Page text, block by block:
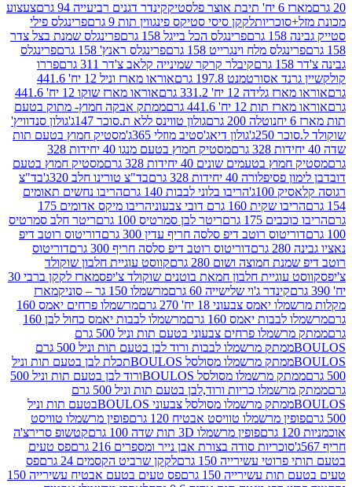
פלסטיק
קינדר דגנים רביעייה 94 גרם
צעצוע
לקקן סיסי סטיקס פינגווין תות 9 גרם
פרינגלס פילי
פרינגלס הכל בייגל 158 גרם
פרינגלס שמנת בצל צדר
מלח וינגרייט 158 גרם
פרינגלס ראנץ' 158 גרם
פרינגלס
קיבלר קרקר שמינייה קלאב צ'דר 311 גרם
פררו
197.8 גרם
אוראו מארז וניל 12 יח' 441.6
12 יח' 331.2 גרם
אוראו מארז שוקו 12 יח' 441.6
12 יח' 441.6 גרם
ממתק אבקה חמוץ- מתוק בטעם
נוטלה 200 גרם
גולון טווינס ללא ת.סוכר 147ג'
גולון סנדוויץ'
250ג'
גולון דיאג'סטיב מוזלי 365ג'
מסטיק חמוץ בטעם תות
מסטיק חמוץ בטעם מנגו 40 יחידות 328
בטעמים שונים 40 יחידות 328 גרם
מסטיק חמוץ בטעם
40 יחידות 328 גרם
בד"צ טורינו חלב 320ג'
בד"צ
הריבו בלוני לבבות 140 גרם
הריבו נחשים תאומים
160 גרם דובי צבעוני
הריבו מיקס אדומים 175
175 גרם
ריטר לבן סמרטיס 100 גרם
ריטר חלב סמרטיס
רוטב דיפ סלסה חריף עדין 300 גרם
דוריטוס רוטב דיפ
דוריטוס רוטב דיפ סלסה חריף 300 גרם
דוריטוס
חמוצה ושום 280 גרם
קווסט עוגיית חלבון שוקולד
עוגיית חלבון חמאת בוטנים שוקולד צ'יפס
מארז לקקן ברבי 30
קינדר ג'וי שלישייה 60 גרם
מרשמלו 150 גר – סוניק
מארז
צבעוני 18 יח' 270 גרם
מרשמלו פרחים יאמס 160
יאמס 160 גרם
מרשמלו לבבות יאמס כחול לבן 160
ממתק מרשמלו פרחים צבעוני בטעם תות וניל 500 גרם
ממתק מרשמלו לבבות ורוד לבן בטעם תות וניל 500 גרם
ממתק מרשמלו מסולסל BOULOSתכלת לבן בטעם תות וניל
ממתק מרשמלו מסולסל BOULOSורוד לבן בטעם תות וניל 500
ממתק מרשמלו כריות ורוד,לבן בטעם תות וניל 500 גרם
ממתק מרשמלו מסולסל צבעוני BOULOSבטעם תות וניל
מרשמלו טוויסט אבטיח 120 גרם
פופין מרשמלו טוויסט
פופין מרשמלו 3D תות שדה 100 גרם
קטשופ סרירצ'ה
סוכריות סודה בצורת אבן נייר ומספרים 216 גרם
פס טעים
עשירייה 150 גרם
לקקן שרביט הקסמים 24 גרם
פס
עשירייה 150 גרם
פס טעים בטעם אבטיח עשירייה 150